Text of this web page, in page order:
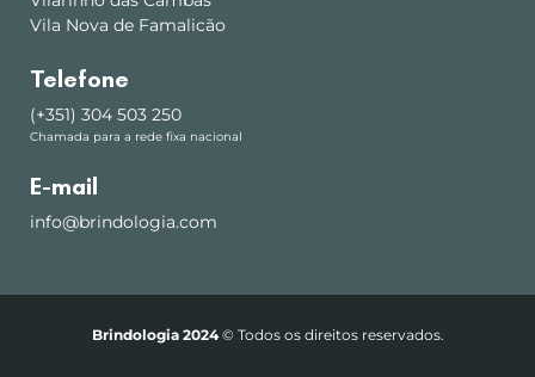
Vila Nova de Famalicão
Telefone
(+351) 304 503 250
Chamada para a rede fixa nacional
E-mail
info@brindologia.com
Brindologia 2024© Todos os direitos reservados.